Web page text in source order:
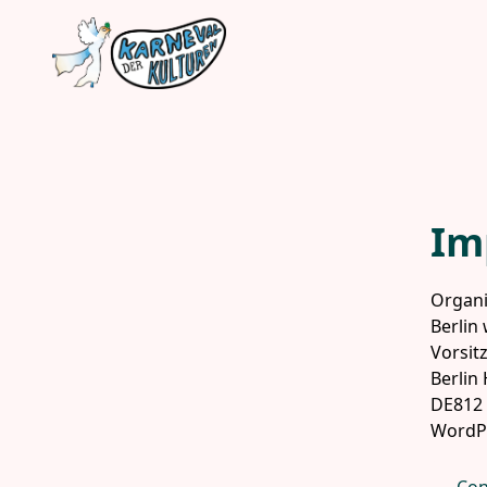
Skip to main content
Berlin
Berlin